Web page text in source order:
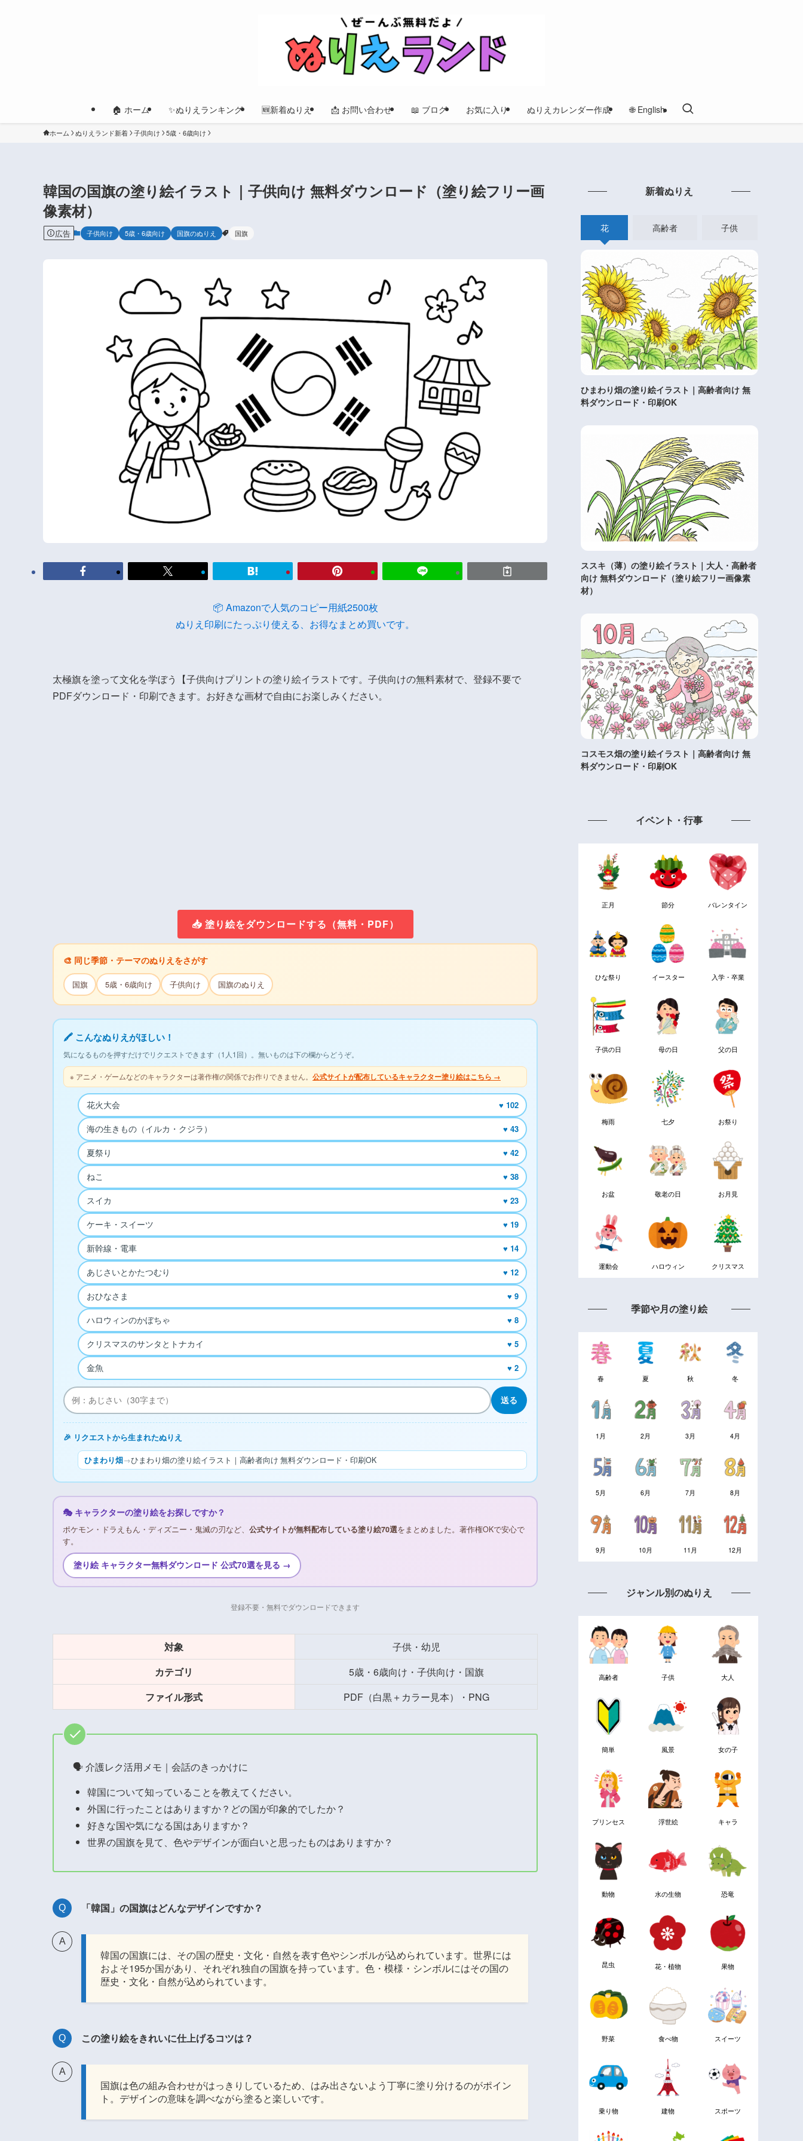
🏠 ホーム ✨ぬりえランキング 🆕新着ぬりえ 📩 お問い合わせ 📖 ブログ お気に入り ぬりえカレンダー作成 🌐 English
ホーム ぬりえランド新着 子供向け 5歳・6歳向け
韓国の国旗の塗り絵イラスト｜子供向け 無料ダウンロード（塗り絵フリー画
像素材）
広告 子供向け 5歳・6歳向け 国旗のぬりえ 国旗
📦 Amazonで人気のコピー用紙2500枚
ぬりえ印刷にたっぷり使える、お得なまとめ買いです。
太極旗を塗って文化を学ぼう【子供向けプリントの塗り絵イラストです。子供向けの無料素材で、登録不要で
PDFダウンロード・印刷できます。お好きな画材で自由にお楽しみください。
📥 塗り絵をダウンロードする（無料・PDF）
🎨 同じ季節・テーマのぬりえをさがす
国旗 5歳・6歳向け 子供向け 国旗のぬりえ
🖍 こんなぬりえがほしい！
気になるものを押すだけでリクエストできます（1人1回）。無いものは下の欄からどうぞ。
※ アニメ・ゲームなどのキャラクターは著作権の関係でお作りできません。 公式サイトが配布しているキャラクター塗り絵はこちら →
花火大会 ♥ 102
海の生きもの（イルカ・クジラ） ♥ 43
夏祭り ♥ 42
ねこ ♥ 38
スイカ ♥ 23
ケーキ・スイーツ ♥ 19
新幹線・電車 ♥ 14
あじさいとかたつむり ♥ 12
おひなさま ♥ 9
ハロウィンのかぼちゃ ♥ 8
クリスマスのサンタとトナカイ ♥ 5
金魚 ♥ 2
送る
🎉 リクエストから生まれたぬりえ
ひまわり畑→ひまわり畑の塗り絵イラスト｜高齢者向け 無料ダウンロード・印刷OK
🎭 キャラクターの塗り絵をお探しですか？
ポケモン・ドラえもん・ディズニー・鬼滅の刃など、 公式サイトが無料配布している塗り絵70選をまとめました。著作権OKで安心で
す。
塗り絵 キャラクター無料ダウンロード 公式70選を見る →
登録不要・無料でダウンロードできます
対象
子供・幼児
カテゴリ
5歳・6歳向け・子供向け・国旗
ファイル形式
PDF（白黒＋カラー見本）・PNG
🗣 介護レク活用メモ｜会話のきっかけに
韓国について知っていることを教えてください。
外国に行ったことはありますか？どの国が印象的でしたか？
好きな国や気になる国はありますか？
世界の国旗を見て、色やデザインが面白いと思ったものはありますか？
「韓国」の国旗はどんなデザインですか？
韓国の国旗には、その国の歴史・文化・自然を表す色やシンボルが込められています。世界には
およそ195か国があり、それぞれ独自の国旗を持っています。色・模様・シンボルにはその国の
歴史・文化・自然が込められています。
この塗り絵をきれいに仕上げるコツは？
国旗は色の組み合わせがはっきりしているため、はみ出さないよう丁寧に塗り分けるのがポイン
ト。デザインの意味を調べながら塗ると楽しいです。
新着ぬりえ
花 高齢者 子供
ひまわり畑の塗り絵イラスト｜高齢者向け 無
料ダウンロード・印刷OK
ススキ（薄）の塗り絵イラスト｜大人・高齢者
向け 無料ダウンロード（塗り絵フリー画像素
材）
コスモス畑の塗り絵イラスト｜高齢者向け 無
料ダウンロード・印刷OK
イベント・行事
正月 節分 バレンタイン
ひな祭り イースター 入学・卒業
子供の日 母の日 父の日
梅雨 七夕 お祭り
お盆 敬老の日 お月見
運動会 ハロウィン クリスマス
季節や月の塗り絵
春 夏 秋 冬
1月 2月 3月 4月
5月 6月 7月 8月
9月 10月 11月 12月
ジャンル別のぬりえ
高齢者 子供 大人
簡単 風景 女の子
プリンセス 浮世絵 キャラ
動物 水の生物 恐竜
昆虫 花・植物 果物
野菜 食べ物 スイーツ
乗り物 建物 スポーツ